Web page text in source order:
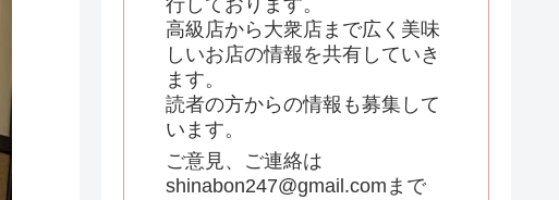
行しております。
高級店から大衆店まで広く美味
しいお店の情報を共有していき
ます。
読者の方からの情報も募集して
います。
ご意見、ご連絡は
shinabon247@gmail.comまで